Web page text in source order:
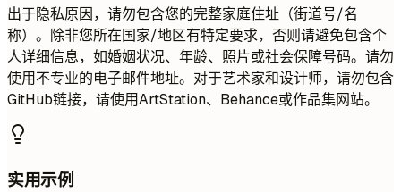
出于隐私原因，请勿包含您的完整家庭住址（街道号/名
称）。除非您所在国家/地区有特定要求，否则请避免包含个
人详细信息，如婚姻状况、年龄、照片或社会保障号码。请勿
使用不专业的电子邮件地址。对于艺术家和设计师，请勿包含
GitHub链接，请使用ArtStation、Behance或作品集网站。
实用示例